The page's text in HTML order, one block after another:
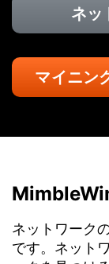
ネッ
マイニン
ネットワーク
です。ネット